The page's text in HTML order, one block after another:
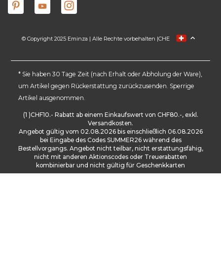
© Copyright 2025 Eminza | Alle Rechte vorbehalten |
FRANCE
ITALIA
DEUTSCHLAND
DANMARK
CHE
* Sie haben 30 Tage Zeit (nach Erhalt oder Abholung der Ware),
um Artikel gegen Rückerstattung zurückzusenden. Sperrige
Artikel ausgenommen.
(1 )CHF10.- Rabatt ab einem Einkaufswert von CHF80.-, exkl.
Versandkosten.
Angebot gültig vom 02.08.2026 bis einschließlich 06.08.2026
bei Eingabe des Codes SUMMER26 während des
Bestellvorgangs. Angebot nicht teilbar, nicht erstattungsfähig,
nicht mit anderen Aktionscodes oder Treuerabatten
kombinierbar und nicht gültig für Geschenkkarten